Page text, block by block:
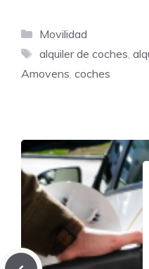
Categorías
Movilidad
Etiquetas
alquiler de coches,
Amovens, coches